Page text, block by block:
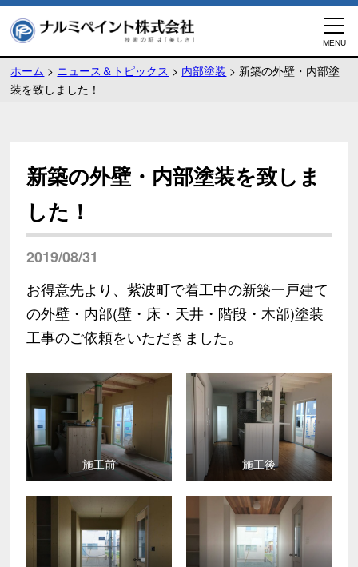
ホーム > ニュース＆トピックス > 内部塗装 > 新築の外壁・内部塗
装を致しました！
新築の外壁・内部塗装を致しま
した！
2019/08/31
お得意先より、紫波町で着工中の新築一戸建て
の外壁・内部(壁・床・天井・階段・木部)塗装
工事のご依頼をいただきました。
施工前 施工後